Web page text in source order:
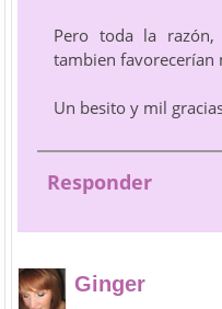
Pero toda la razón,
tambien favorecerían
Un besito y mil
Responder
Ginger